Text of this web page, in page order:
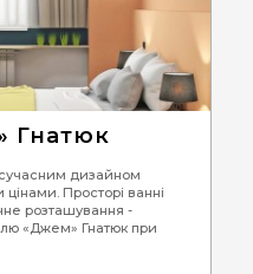
Гнатюк
сучасним дизайном
Просторі ванні
розташування -
«Джем» Гнатюк при